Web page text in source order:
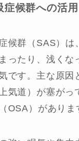
症候群への活用
候群（SAS）は
ったり、浅くな
です。主な原因
気道）が塞がっ
OSA）がありま